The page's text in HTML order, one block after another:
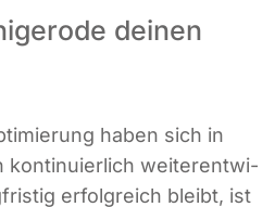
deinen
haben sich in
kon­ti­nu­ier­lich wei­ter­ent­wi­
erfolg­reich bleibt, ist